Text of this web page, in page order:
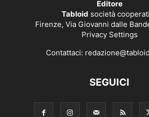
Editore
Tabloid società
Firenze, Via Giovanni dalle
Privacy Settings
Contattaci:
SEGUICI